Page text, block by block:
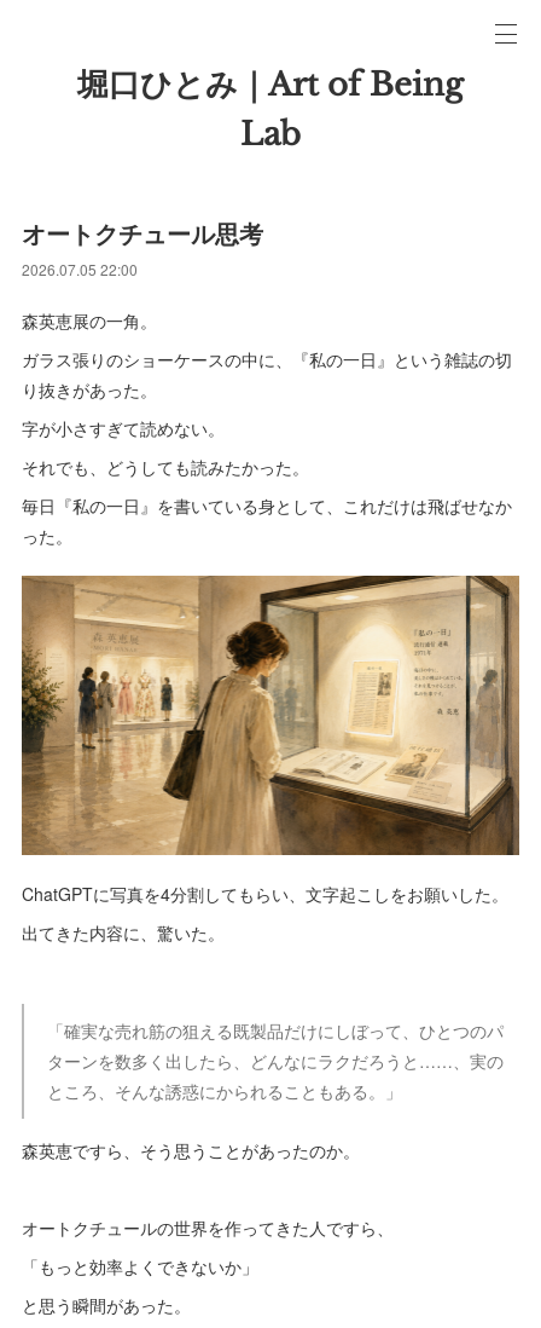
堀口ひとみ｜Art of Being
Lab
オートクチュール思考
2026.07.05 22:00
森英恵展の一角。
ガラス張りのショーケースの中に、『私の一日』という雑誌の切
り抜きがあった。
字が小さすぎて読めない。
それでも、どうしても読みたかった。
毎日『私の一日』を書いている身として、これだけは飛ばせなか
った。
ChatGPTに写真を4分割してもらい、文字起こしをお願いした。
出てきた内容に、驚いた。
「確実な売れ筋の狙える既製品だけにしぼって、ひとつのパ
ターンを数多く出したら、どんなにラクだろうと……、実の
ところ、そんな誘惑にかられることもある。」
森英恵ですら、そう思うことがあったのか。
オートクチュールの世界を作ってきた人ですら、
「もっと効率よくできないか」
と思う瞬間があった。